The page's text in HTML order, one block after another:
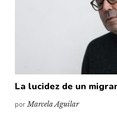
La lucidez de un
porMarcela Aguilar